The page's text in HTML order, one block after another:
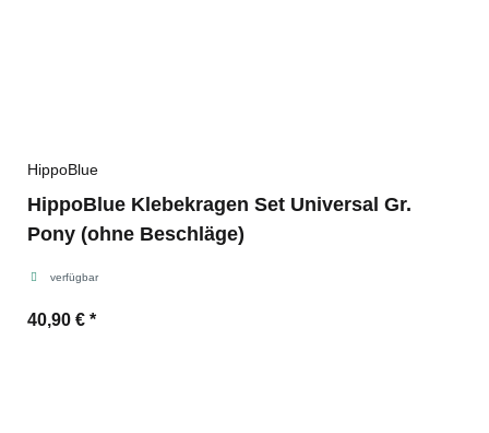
HippoBlue
HippoBlue Klebekragen Set Universal Gr.
Pony (ohne Beschläge)
verfügbar
40,90 € *